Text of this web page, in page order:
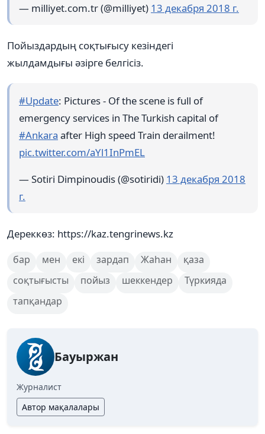
— milliyet.com.tr (@milliyet) 13 декабря 2018 г.
Пойыздардың соқтығысу кезіндегі
жылдамдығы әзірге белгісіз.
#Update: Pictures - Of the scene is full of
emergency services in The Turkish capital of
#Ankara after High speed Train derailment!
pic.twitter.com/aYl1InPmEL
— Sotiri Dimpinoudis (@sotiridi) 13 декабря 2018
г.
Дереккөз: https://kaz.tengrinews.kz
бар мен екі зардап Жаһан
қаза
соқтығысты
пойыз шеккендер
Түркияда
тапқандар
Бауыржан
Журналист
Автор мақалалары